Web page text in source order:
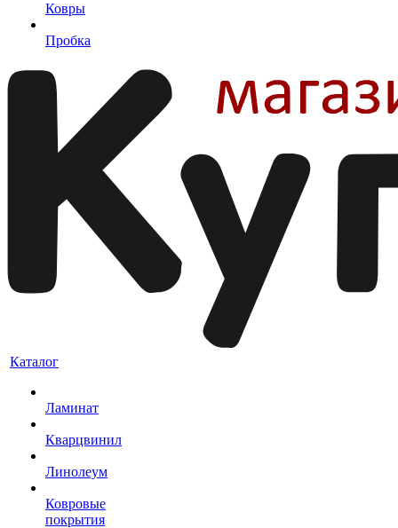
Ковры
Пробка
Каталог
Ламинат
Кварцвинил
Линолеум
Ковровые
покрытия